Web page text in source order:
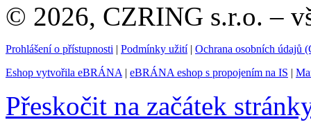
© 2026, CZRING s.r.o. –
Prohlášení o přístupnosti | Podmínky užití| Ochrana osobních údajů
Eshop vytvořila eBRÁNA | eBRÁNA eshop s propojením na IS |
Přeskočit na začátek